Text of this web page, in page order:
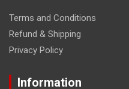
Terms and Conditions
Refund & Shipping
Privacy Policy
Information